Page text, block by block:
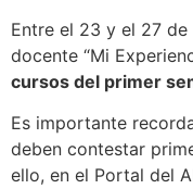
Entre el 23 y el 27
docente “Mi
cursos del primer
Es importante
deben contestar
ello, en el Portal del